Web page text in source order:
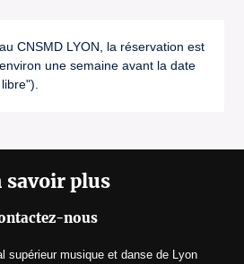
CNSMD LYON, la réservation est
une semaine avant la date
savoir plus
nous
supérieur musique et danse de Lyon